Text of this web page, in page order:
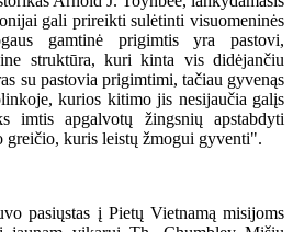
gali prireikti sulėtinti visuomeninės
gamtinė prigimtis yra pastovi,
struktūra, kuri kinta vis didėjančiu
su pastovia prigimtimi, tačiau gyvenąs
kurios kitimo jis nesijaučia galįs
imtis apgalvotų žingsnių apstabdyti
kuris leistų žmogui gyventi".
pasiųstas į Pietų Vietnamą misijoms